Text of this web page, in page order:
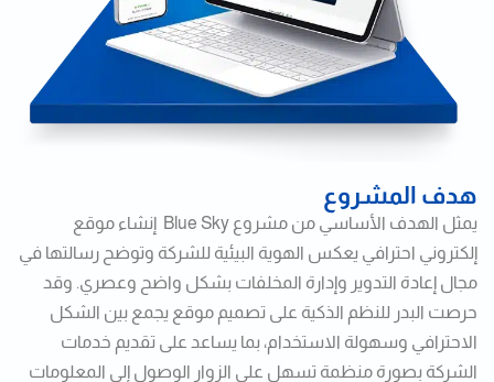
هدف المشروع
يمثل الهدف الأساسي من مشروع Blue Sky إنشاء موقع
إلكتروني احترافي يعكس الهوية البيئية للشركة وتوضح رسالتها في
مجال إعادة التدوير وإدارة المخلفات بشكل واضح وعصري. وقد
حرصت البدر للنظم الذكية على تصميم موقع يجمع بين الشكل
الاحترافي وسهولة الاستخدام، بما يساعد على تقديم خدمات
الشركة بصورة منظمة تسهل على الزوار الوصول إلى المعلومات